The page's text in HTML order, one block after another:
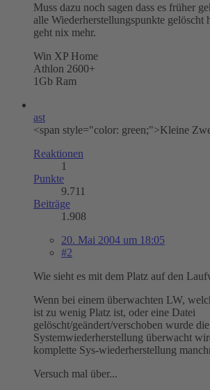
Muss dazu noch sagen dass es früher
alle Wiederherstellungspunkte gelöscht
geht nix mehr.
Win XP Home
Athlon 2600+
1Gb Ram
ast
<span style="color: green;">Kleine
Reaktionen
1
Punkte
9.711
Beiträge
1.908
20. Mai 2004 um 18:05
#2
Wie sieht es mit dem Platz auf den
Wenn bei einem überwachten LW,
ist zu wenig Platz ist, oder eine Datei
gelöscht/geändert/verschoben wurde
Systemwiederherstellung überwacht
komplette Sys-wiederherstellung
Versuch mal über...